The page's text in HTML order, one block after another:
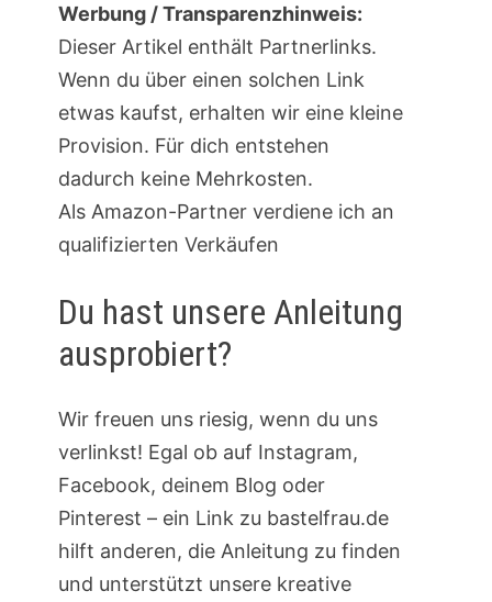
Werbung / Transparenzhinweis:
Dieser Artikel enthält Partnerlinks.
Wenn du über einen solchen Link
etwas kaufst, erhalten wir eine kleine
Provision. Für dich entstehen
dadurch keine Mehrkosten.
Als Amazon-Partner verdiene ich an
qualifizierten Verkäufen
Du hast unsere Anleitung
ausprobiert?
Wir freuen uns riesig, wenn du uns
verlinkst! Egal ob auf Instagram,
Facebook, deinem Blog oder
Pinterest – ein Link zu bastelfrau.de
hilft anderen, die Anleitung zu finden
und unterstützt unsere kreative